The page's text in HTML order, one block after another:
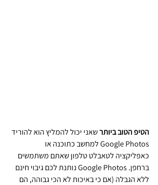
הטיפ הטוב ביותר שאני יכול להמליץ הוא להוריד
Google Photos למחשב כתוכנה או
כאפליקציה לטאבלט טלפון שאתם משתמשים
ברחפן. Google Photos נותנת לכם גיבוי חינם
ללא הגבלה (אם כי באיכות לא הכי גבוהה, הם